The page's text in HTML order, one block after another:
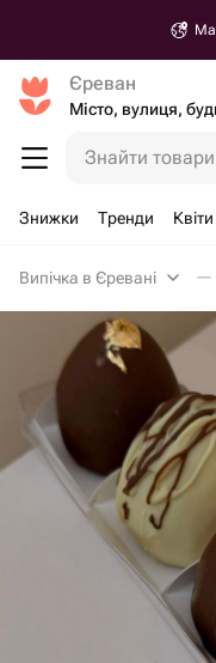
Єреван
Місто, вулиця,
Знайти
Знижки Тренди Квіти
Випічка в Єревані